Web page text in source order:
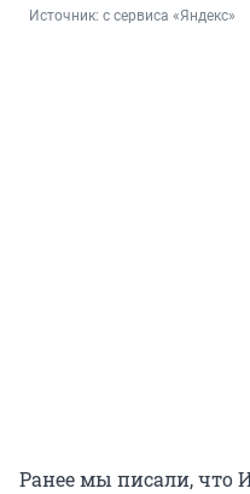
Источник: с сервиса «Яндекс»
Ранее мы писали, что